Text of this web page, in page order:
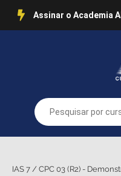
Assinar o Academia
IAS 7 / CPC 03 (R2) -